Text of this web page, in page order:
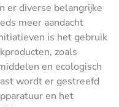
er diverse belangrijke
meer aandacht
is het gebruik
zoals
en ecologisch
wordt er gestreefd
en het